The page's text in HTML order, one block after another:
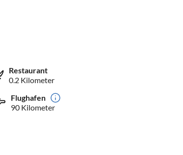
Restaurant
0.2 Kilometer
Flughafen
90 Kilometer